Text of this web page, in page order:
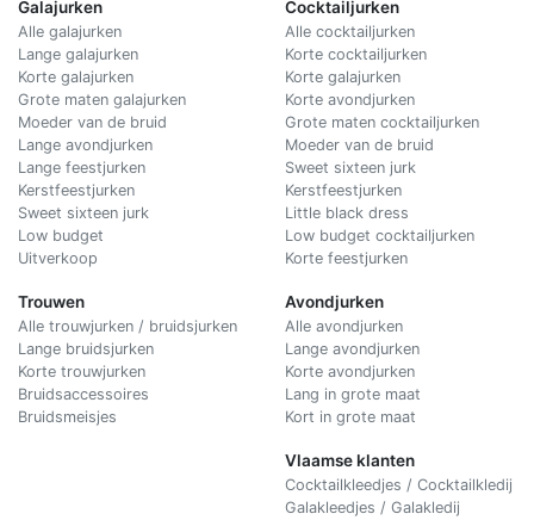
Galajurken
Alle galajurken
Lange galajurken
Korte galajurken
Grote maten galajurken
Moeder van de bruid
Lange avondjurken
Lange feestjurken
Kerstfeestjurken
Sweet sixteen jurk
Low budget
Uitverkoop
Trouwen
Alle trouwjurken / bruidsjurken
Lange bruidsjurken
Korte trouwjurken
Bruidsaccessoires
Bruidsmeisjes
Cocktailjurken
Alle cocktailjurken
Korte cocktailjurken
Korte galajurken
Korte avondjurken
Grote maten cocktailjurken
Moeder van de bruid
Sweet sixteen jurk
Kerstfeestjurken
Little black dress
Low budget cocktailjurken
Korte feestjurken
Avondjurken
Alle avondjurken
Lange avondjurken
Korte avondjurken
Lang in grote maat
Kort in grote maat
Vlaamse klanten
Cocktailkleedjes / Cocktailkledij
Galakleedjes / Galakledij